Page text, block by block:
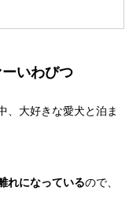
いわびつ
、大好きな愛犬と泊ま
れになっているので、